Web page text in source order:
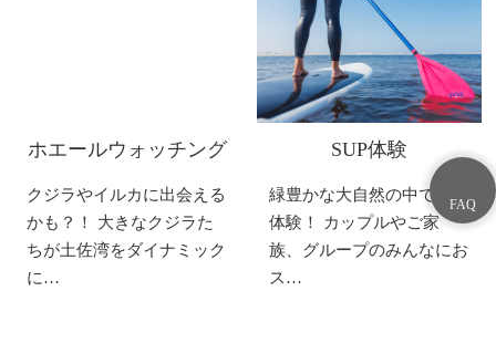
ホエールウォッチング
クジラやイルカに出会える
かも？！ 大きなクジラた
ちが土佐湾をダイナミック
に…
SUP体験
緑豊かな大自然の中でSUP
体験！ カップルやご家
族、グループのみんなにお
ス…